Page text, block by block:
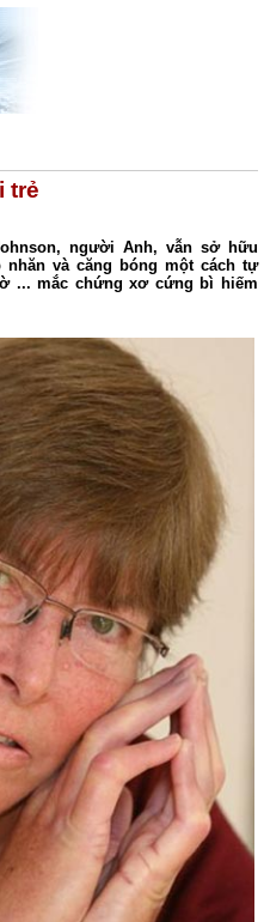
trẻ
người Anh, vẫn sở hữu
và căng bóng một cách tự
... mắc chứng xơ cứng bì hiếm